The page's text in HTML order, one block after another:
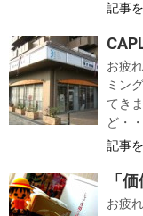
記事
お疲
ミン
てき
ど・
記事
「
お疲